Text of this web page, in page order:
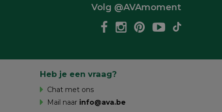
Volg @AVAmoment
Heb je een vraag?
Chat met ons
Mail naar info@ava.be